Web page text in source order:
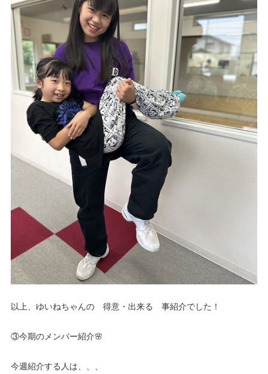
以上、ゆいねちゃんの　得意・出来る　事紹介でした！
③今期のメンバー紹介🌸
今週紹介する人は、、、